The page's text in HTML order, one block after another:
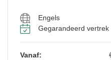
Engels
Gegarandeerd vertrek
Vanaf: